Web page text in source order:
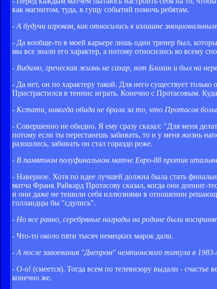
как магнитом, туда, в гущу событий помочь ребятам.
- А будучи игроком, как относились к излишне
- Да вообще-то в моей карьере лишь один тренер был,
мы все знали его характер, а потому относились ко всему
- Видимо, греческая жизнь не сахар, вот Блохин и был на
- Да нет, он по характеру такой. Для него существует
Пристрастился в теннис играть. Конечно с Протасовым.
- Кстати, никогда обида не брала за то, что Протасов
- Совершенно не обидно. Я ему сразу сказал: "Для меня
потому если ты перестанешь забивать, то и у меня жизнь
разошлись, забивать он стал гораздо реже.
- В памятном полуфинальном матче Евро-88 против
- Наверное. Хотя по идее лучшей должна была стать
матча Франк Райкард Протасову сказал, когда они допинг-
и они даже не тешили себя иллюзиями в отношении
голландцы бы "сдулись".
- Но все равно, серебряные награды на родине были
- Что-то около пяти тысяч немецких марок дали.
- А после завоевания "Днепром" чемпионского титула в
- О-о! (смеется). Тогда всем по телевизору выдали - счастье
конечно же.